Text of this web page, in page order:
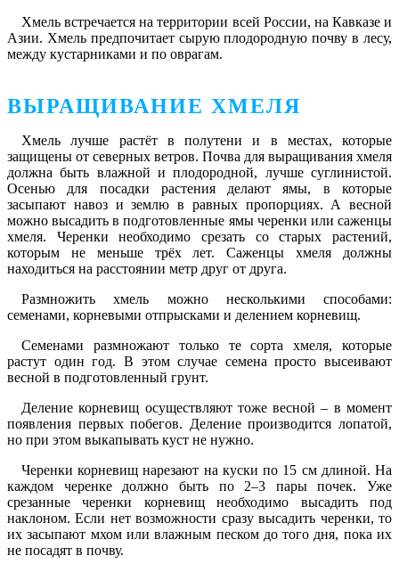
Хмель встречается на территории всей России, на Кавказе и
Азии. Хмель предпочитает сырую плодородную почву в лесу,
между кустарниками и по оврагам.
ВЫРАЩИВАНИЕ ХМЕЛЯ
Хмель лучше растёт в полутени и в местах, которые
защищены от северных ветров. Почва для выращивания хмеля
должна быть влажной и плодородной, лучше суглинистой.
Осенью для посадки растения делают ямы, в которые
засыпают навоз и землю в равных пропорциях. А весной
можно высадить в подготовленные ямы черенки или саженцы
хмеля. Черенки необходимо срезать со старых растений,
которым не меньше трёх лет. Саженцы хмеля должны
находиться на расстоянии метр друг от друга.
Размножить хмель можно несколькими способами:
семенами, корневыми отпрысками и делением корневищ.
Семенами размножают только те сорта хмеля, которые
растут один год. В этом случае семена просто высеивают
весной в подготовленный грунт.
Деление корневищ осуществляют тоже весной – в момент
появления первых побегов. Деление производится лопатой,
но при этом выкапывать куст не нужно.
Черенки корневищ нарезают на куски по 15 см длиной. На
каждом черенке должно быть по 2–3 пары почек. Уже
срезанные черенки корневищ необходимо высадить под
наклоном. Если нет возможности сразу высадить черенки, то
их засыпают мхом или влажным песком до того дня, пока их
не посадят в почву.